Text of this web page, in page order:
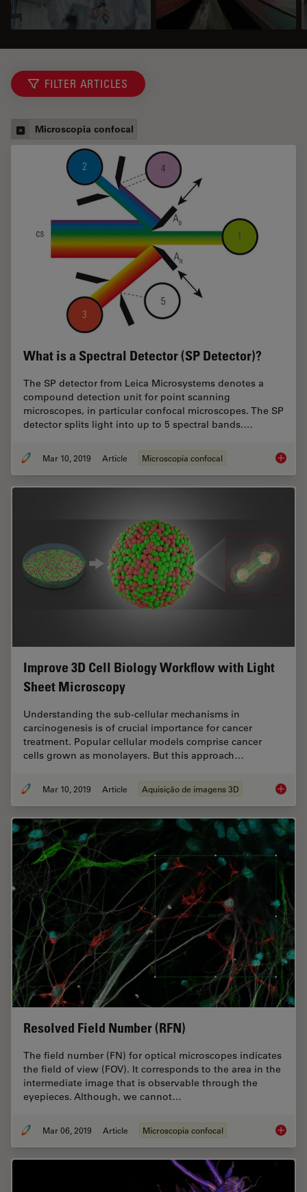
FILTER ARTICLES
Microscopia confocal
What is a Spectral Detector (SP Detector)?
The SP detector from Leica Microsystems denotes a
compound detection unit for point scanning
microscopes, in particular confocal microscopes. The SP
detector splits light into up to 5 spectral bands.…
Mar 10, 2019 Article Microscopia confocal What is
Improve 3D Cell Biology Workflow with Light
Sheet Microscopy
Understanding the sub-cellular mechanisms in
carcinogenesis is of crucial importance for cancer
treatment. Popular cellular models comprise cancer
cells grown as monolayers. But this approach…
Mar 10, 2019 Article Aquisição de imagens 3D
Resolved Field Number (RFN)
The field number (FN) for optical microscopes indicates
the field of view (FOV). It corresponds to the area in the
intermediate image that is observable through the
eyepieces. Although, we cannot…
Mar 06, 2019 Article Microscopia confocal